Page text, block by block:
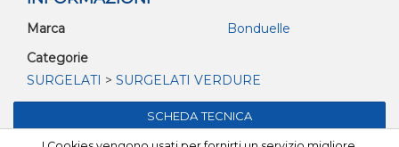
Marca
Bonduelle
Categorie
SURGELATI > SURGELATI VERDURE